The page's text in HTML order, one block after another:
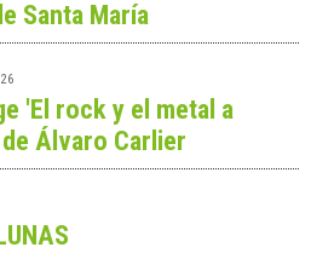
Santa María
'El rock y el metal a
Álvaro Carlier